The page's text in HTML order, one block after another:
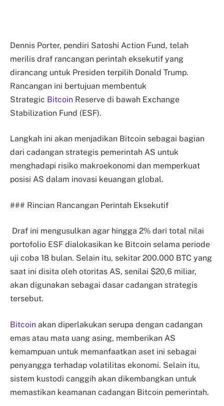
Dennis Porter, pendiri Satoshi Action Fund, telah
merilis draf rancangan perintah eksekutif yang
dirancang untuk Presiden terpilih Donald Trump.
Rancangan ini bertujuan membentuk
Strategic Bitcoin Reserve di bawah Exchange
Stabilization Fund (ESF).
Langkah ini akan menjadikan Bitcoin sebagai bagian
dari cadangan strategis pemerintah AS untuk
menghadapi risiko makroekonomi dan memperkuat
posisi AS dalam inovasi keuangan global.
### Rincian Rancangan Perintah Eksekutif
Draf ini mengusulkan agar hingga 2% dari total nilai
portofolio ESF dialokasikan ke Bitcoin selama periode
uji coba 18 bulan. Selain itu, sekitar 200.000 BTC yang
saat ini disita oleh otoritas AS, senilai $20,6 miliar,
akan digunakan sebagai dasar cadangan strategis
tersebut.
Bitcoin akan diperlakukan serupa dengan cadangan
emas atau mata uang asing, memberikan AS
kemampuan untuk memanfaatkan aset ini sebagai
penyangga terhadap volatilitas ekonomi. Selain itu,
sistem kustodi canggih akan dikembangkan untuk
memastikan keamanan cadangan Bitcoin pemerintah.